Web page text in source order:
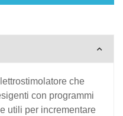
che
con programmi
utili per incrementare